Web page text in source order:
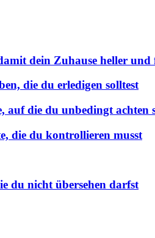
dein Zuhause heller
die du erledigen solltest
auf die du unbedingt achten
die du kontrollieren musst
du nicht übersehen darfst